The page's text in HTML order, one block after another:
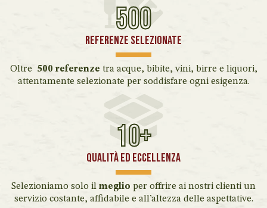
500
Referenze selezionate
Oltre 500 referenze tra acque, bibite, vini, birre e liquori,
attentamente selezionate per soddisfare ogni esigenza.
10+
QUALITÀ ED ECCELLENZA
Selezioniamo solo il meglio per offrire ai nostri clienti un
servizio costante, affidabile e all’altezza delle aspettative.